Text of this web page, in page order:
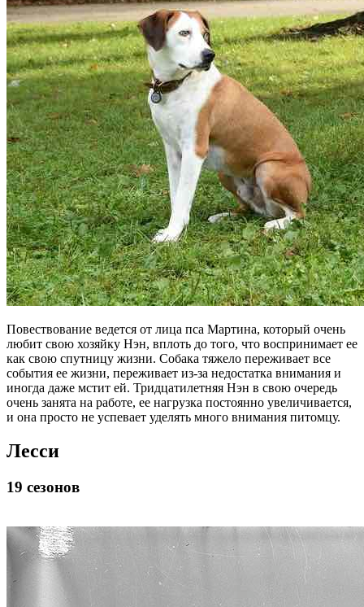
Повествование ведется от лица пса Мартина, который очень
любит свою хозяйку Нэн, вплоть до того, что воспринимает ее
как свою спутницу жизни. Собака тяжело переживает все
события ее жизни, переживает из-за недостатка внимания и
иногда даже мстит ей. Тридцатилетняя Нэн в свою очередь
очень занята на работе, ее нагрузка постоянно увеличивается,
и она просто не успевает уделять много внимания питомцу.
Лесси
19 сезонов